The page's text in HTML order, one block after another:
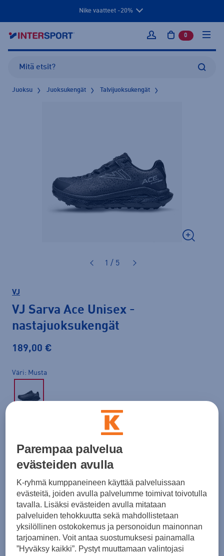
Nike vaatteet -20%
Kirjaudu sisään
0 tuotetta
Juoksu Juoksukengät Talvijuoksukengät
1 / 5
VJ
VJ Sarva Ace Unisex -
nastajuoksukengät
189,00 €
Väri Musta
41 42,5
45 45,5 47
Kokotaulukko
Lisää ostoskoriin
Parempaa palvelua
evästeiden avulla
K-ryhmä kumppaneineen käyttää palveluissaan
evästeitä, joiden avulla palvelumme toimivat toivotulla
tavalla. Lisäksi evästeiden avulla mitataan
palveluiden tehokkuutta sekä mahdollistetaan
yksilöllinen ostokokemus ja personoidun mainonnan
tarjoaminen. Voit antaa suostumuksesi painamalla
”Hyväksy kaikki”. Pystyt muuttamaan valintojasi